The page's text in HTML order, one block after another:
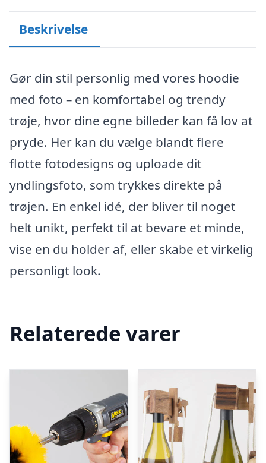
Beskrivelse
Gør din stil personlig med vores hoodie
med foto – en komfortabel og trendy
trøje, hvor dine egne billeder kan få lov at
pryde. Her kan du vælge blandt flere
flotte fotodesigns og uploade dit
yndlingsfoto, som trykkes direkte på
trøjen. En enkel idé, der bliver til noget
helt unikt, perfekt til at bevare et minde,
vise en du holder af, eller skabe et virkelig
personligt look.
Relaterede varer